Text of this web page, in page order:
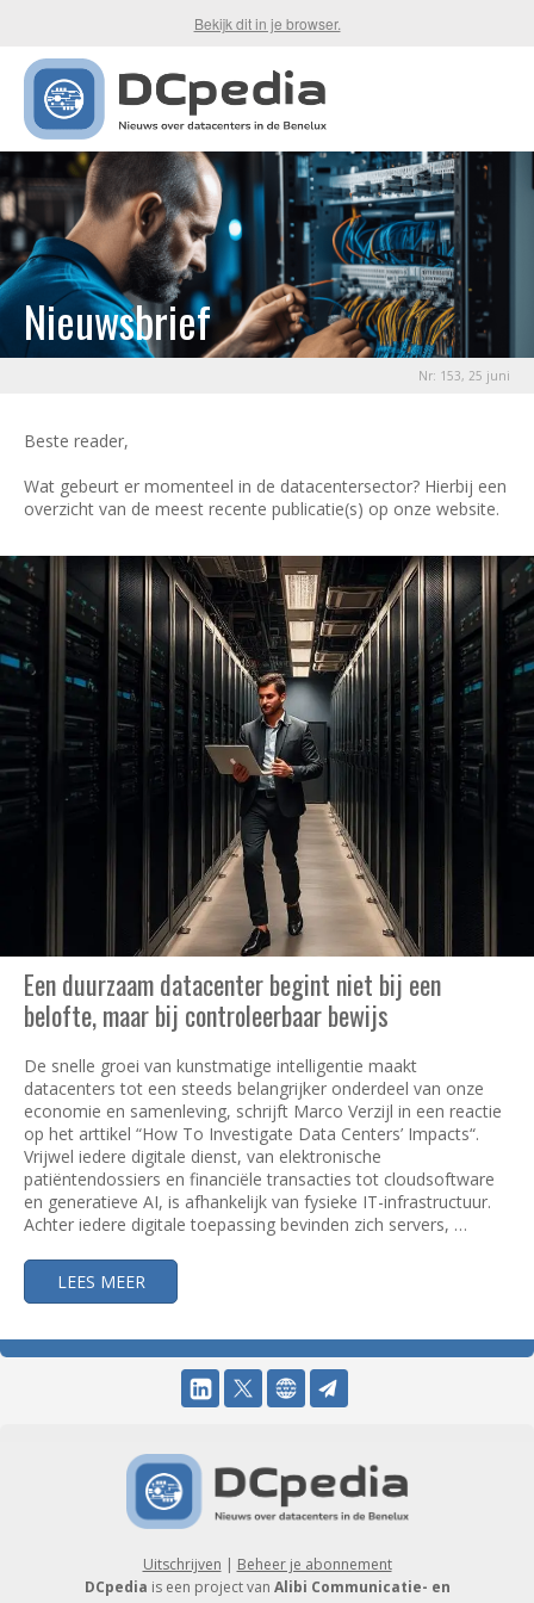
Bekijk dit in je browser.
Nieuwsbrief
Nr: 153, 25 juni
Beste reader,
Wat gebeurt er momenteel in de datacentersector? Hierbij een
overzicht van de meest recente publicatie(s) op onze website.
Een duurzaam datacenter begint niet bij een
belofte, maar bij controleerbaar bewijs
De snelle groei van kunstmatige intelligentie maakt
datacenters tot een steeds belangrijker onderdeel van onze
economie en samenleving, schrijft Marco Verzijl in een reactie
op het arttikel “How To Investigate Data Centers’ Impacts“.
Vrijwel iedere digitale dienst, van elektronische
patiëntendossiers en financiële transacties tot cloudsoftware
en generatieve AI, is afhankelijk van fysieke IT-infrastructuur.
Achter iedere digitale toepassing bevinden zich servers, …
LEES MEER
Uitschrijven | Beheer je abonnement
DCpedia is een project van Alibi Communicatie- en